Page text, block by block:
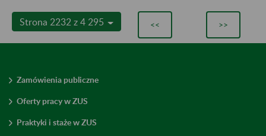
Strona 2232 z 4 295 << >>
Zamówienia publiczne
Oferty pracy w ZUS
Praktyki i staże w ZUS